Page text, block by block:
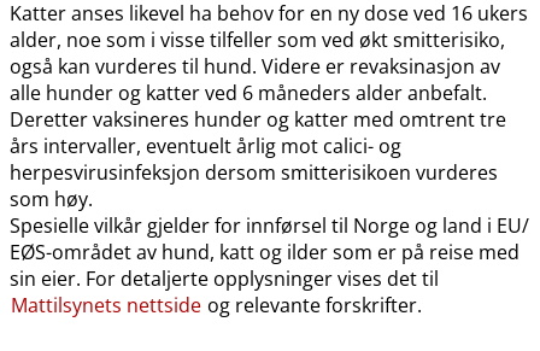
Katter anses likevel ha behov for en ny dose ved 16 ukers
alder, noe som i visse tilfeller som ved økt smitterisiko,
også kan vurderes til hund. Videre er revaksinasjon av
alle hunder og katter ved 6 måneders alder anbefalt.
Deretter vaksineres hunder og katter med omtrent tre
års intervaller, eventuelt årlig mot calici- og
herpesvirusinfeksjon dersom smitterisikoen vurderes
som høy.
Spesielle vilkår gjelder for innførsel til Norge og land i EU​/​
EØS-området av hund, katt og ilder som er på reise med
sin eier. For detaljerte opplysninger vises det til
Mattilsynets nettside og relevante forskrifter.